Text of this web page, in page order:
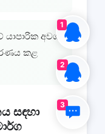
යාපාරික අවශ්
කළ
සඳහා
1
2
3